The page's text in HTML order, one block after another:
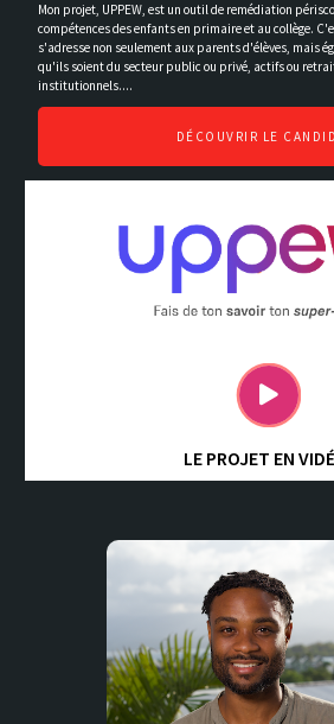
Mon projet, UPPEW, est un outil de remédiation
compétences des enfants en primaire et au collège.
s'adresse non seulement aux parents d'élèves, mais
qu'ils soient du secteur public ou privé, actifs ou
institutionnels....
DÉCOUVRIR LE
LE PROJET EN